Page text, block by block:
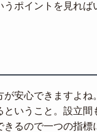
うポイントを見れば
安心できますよね
いうこと。設立間
るので一つの指標